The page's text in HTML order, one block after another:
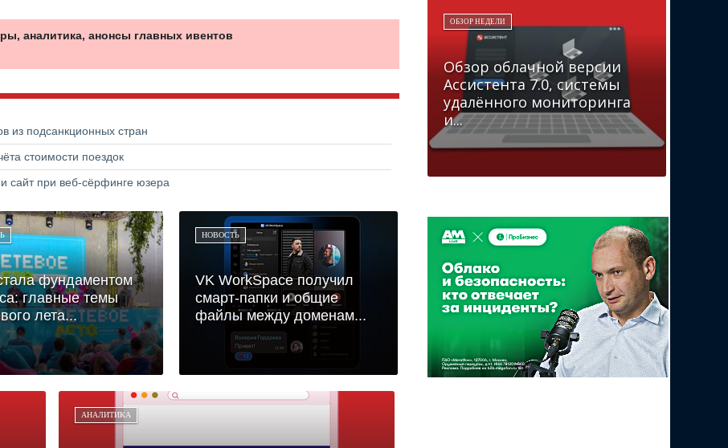
аналитика, анонсы главных ивентов
из подсанкционных стран
стоимости поездок
сайт при веб-сёрфинге юзера
фундаментом
главные темы
лета...
НОВОСТЬ
VK WorkSpace получил
смарт-папки и общие
файлы между доменам...
АНАЛИТИКА
ОБЗОР НЕДЕЛИ
Обзор облачной версии
Ассистента 7.0, системы
удалённого мониторинга
и...